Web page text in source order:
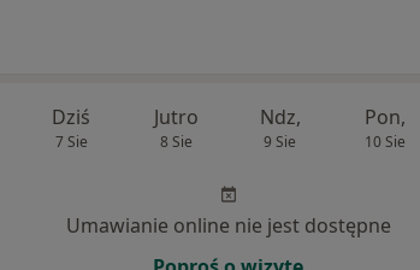
Dziś
7 Sie
Jutro
8 Sie
Ndz,
9 Sie
Pon,
10 Sie
Umawianie online nie jest dostępne